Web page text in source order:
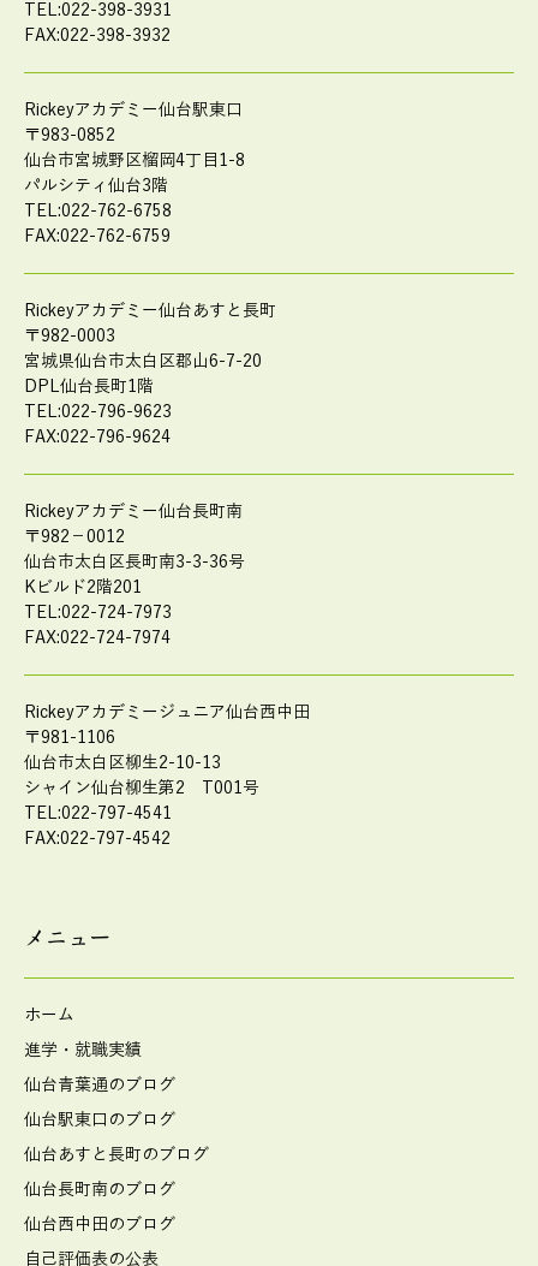
TEL:022-398-3931
FAX:022-398-3932
Rickeyアカデミー仙台駅東口
〒983-0852
仙台市宮城野区榴岡4丁目1-8
パルシティ仙台3階
TEL:022-762-6758
FAX:022-762-6759
Rickeyアカデミー仙台あすと長町
〒982-0003
宮城県仙台市太白区郡山6-7-20
DPL仙台長町1階
TEL:022-796-9623
FAX:022-796-9624
Rickeyアカデミー仙台長町南
〒982－0012
仙台市太白区長町南3-3-36号
Kビルド2階201
TEL:022-724-7973
FAX:022-724-7974
Rickeyアカデミージュニア仙台西中田
〒981-1106
仙台市太白区柳生2-10-13
シャイン仙台柳生第2 T001号
TEL:022-797-4541
FAX:022-797-4542
メニュー
ホーム
進学・就職実績
仙台青葉通のブログ
仙台駅東口のブログ
仙台あすと長町のブログ
仙台長町南のブログ
仙台西中田のブログ
自己評価表の公表